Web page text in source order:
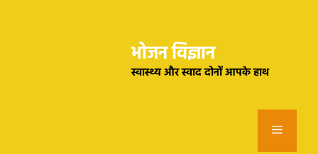
भोजन विज्ञान
स्वास्थ्य और स्वाद दोनों आपके हाथ
Menu